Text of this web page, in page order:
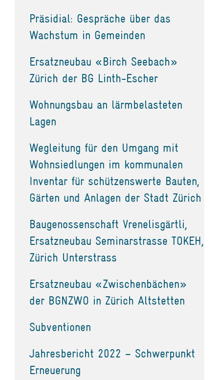
Präsidial: Gespräche über das
Wachstum in Gemeinden
Ersatzneubau «Birch Seebach»
Zürich der BG Linth-Escher
Wohnungsbau an lärmbelasteten
Lagen
Wegleitung für den Umgang mit
Wohnsiedlungen im kommunalen
Inventar für schützenswerte Bauten,
Gärten und Anlagen der Stadt Zürich
Baugenossenschaft Vrenelisgärtli,
Ersatzneubau Seminarstrasse TOKEH,
Zürich Unterstrass
Ersatzneubau «Zwischenbächen»
der BGNZWO in Zürich Altstetten
Subventionen
Jahresbericht 2022 – Schwerpunkt
Erneuerung